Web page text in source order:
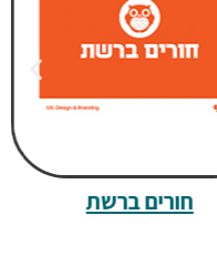
חורים ברשת